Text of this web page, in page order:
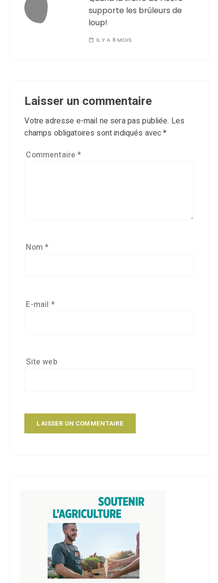
supporte les brûleurs de
loup!
IL Y A 8 MOIS
Laisser un commentaire
Votre adresse e-mail ne sera pas publiée. Les
champs obligatoires sont indiqués avec*
Commentaire*
Nom*
E-mail *
Site web